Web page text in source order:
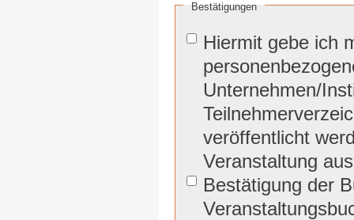
Bestätigungen
Hiermit gebe ich
Unternehmen/
veröffentlicht
Veranstaltung
Bestätigung der